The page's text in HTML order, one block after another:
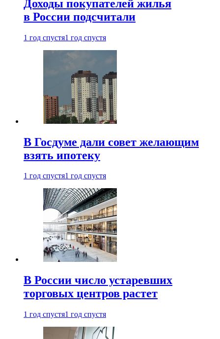
Доходы покупателей жилья
в России подсчитали
1 год спустя1 год спустя
В Госдуме дали совет желающим
взять ипотеку
1 год спустя1 год спустя
В России число устаревших
торговых центров растет
1 год спустя1 год спустя